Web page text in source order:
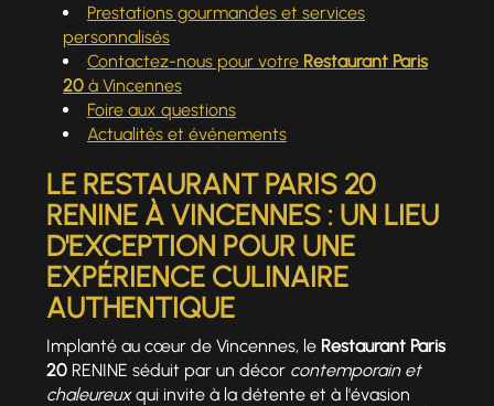
Prestations gourmandes et services
personnalisés
Contactez-nous pour votre Restaurant Paris
20à Vincennes
Foire aux questions
Actualités et événements
LE RESTAURANT PARIS 20
RENINE À VINCENNES : UN LIEU
D'EXCEPTION POUR UNE
EXPÉRIENCE CULINAIRE
AUTHENTIQUE
Implanté au cœur de Vincennes, le Restaurant Paris
20RENINE séduit par un décor contemporain et
chaleureuxqui invite à la détente et à l'évasion